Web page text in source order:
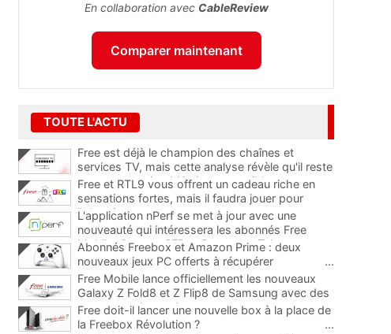
En collaboration avec CableReview
Comparer maintenant
TOUTE L'ACTU
Free est déjà le champion des chaînes et
services TV, mais cette analyse révèle qu'il reste
encore au moins 141 ajouts possibles
Free et RTL9 vous offrent un cadeau riche en
sensations fortes, mais il faudra jouer pour
l'obtenir
L'application nPerf se met à jour avec une
nouveauté qui intéressera les abonnés Free
Mobile, Orange, SFR et Bouygues Telecom
Abonnés Freebox et Amazon Prime : deux
nouveaux jeux PC offerts à récupérer
...
Free Mobile lance officiellement les nouveaux
Galaxy Z Fold8 et Z Flip8 de Samsung avec des
promos et des cadeaux
...
Free doit-il lancer une nouvelle box à la place de
la Freebox Révolution ?
...